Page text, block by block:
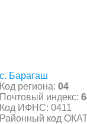
с. Барагаш
Код региона: 04
Почтовый индекс:
Код ИФНС: 0411
Районный код